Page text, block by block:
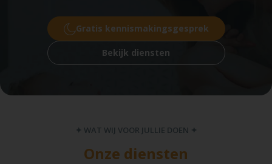
Gratis kennismakingsgesprek
Bekijk diensten
✦ WAT WIJ VOOR JULLIE DOEN ✦
Onze diensten